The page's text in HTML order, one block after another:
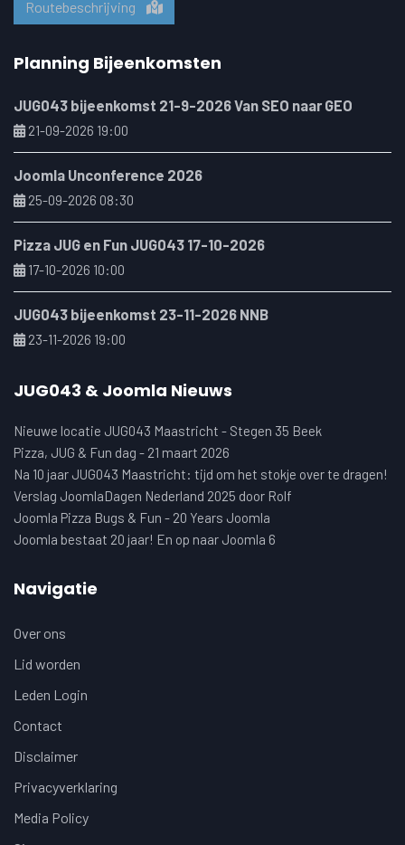
Routebeschrijving
Planning Bijeenkomsten
JUG043 bijeenkomst 21-9-2026 Van SEO naar GEO
21-09-2026 19:00
Joomla Unconference 2026
25-09-2026 08:30
Pizza JUG en Fun JUG043 17-10-2026
17-10-2026 10:00
JUG043 bijeenkomst 23-11-2026 NNB
23-11-2026 19:00
JUG043 & Joomla Nieuws
Nieuwe locatie JUG043 Maastricht - Stegen 35 Beek
Pizza, JUG & Fun dag - 21 maart 2026
Na 10 jaar JUG043 Maastricht: tijd om het stokje over te dragen!
Verslag JoomlaDagen Nederland 2025 door Rolf
Joomla Pizza Bugs & Fun - 20 Years Joomla
Joomla bestaat 20 jaar! En op naar Joomla 6
Navigatie
Over ons
Lid worden
Leden Login
Contact
Disclaimer
Privacyverklaring
Media Policy